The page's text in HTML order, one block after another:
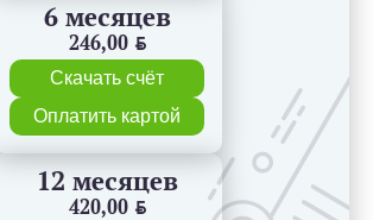
6 месяцев
246,00 BYN
Скачать счёт
Оплатить картой
12 месяцев
420,00 BYN